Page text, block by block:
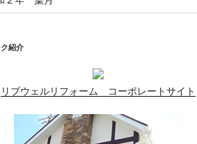
ク紹介
リブウェルリフォーム コーポレートサイト